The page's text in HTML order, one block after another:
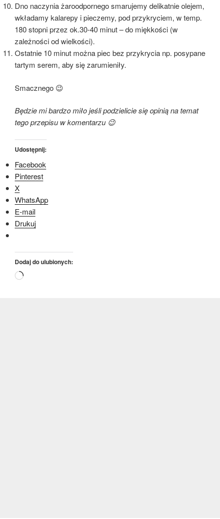
Dno naczynia żaroodpornego smarujemy delikatnie olejem,
wkładamy kalarepy i pieczemy, pod przykryciem, w temp.
180 stopni przez ok.30-40 minut – do miękkości (w
zależności od wielkości).
Ostatnie 10 minut można piec bez przykrycia np. posypane
tartym serem, aby się zarumieniły.
Smacznego 😉
Będzie mi bardzo miło jeśli podzielicie się opinią na temat
tego przepisu w komentarzu 😉
Udostępnij:
Facebook
Pinterest
X
WhatsApp
E-mail
Drukuj
Dodaj do ulubionych:
Wczytywanie…